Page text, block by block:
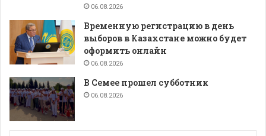
06.08.2026
Временную регистрацию в день
выборов в Казахстане можно будет
оформить онлайн
06.08.2026
В Семее прошел субботник
06.08.2026